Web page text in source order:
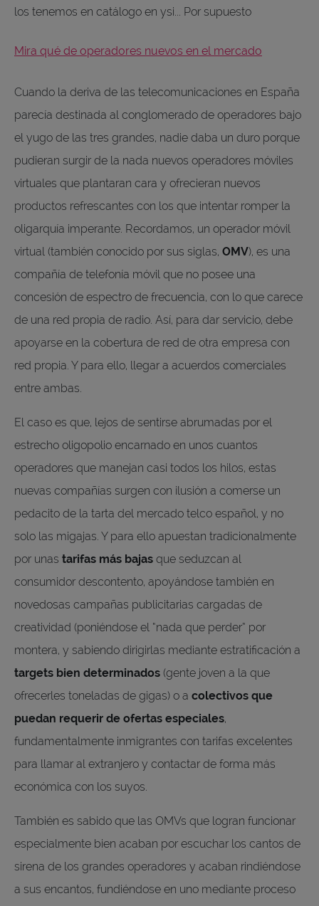
los tenemos en catálogo en ysi... Por supuesto
Mira qué de operadores nuevos en el mercado
Cuando la deriva de las telecomunicaciones en España
parecía destinada al conglomerado de operadores bajo
el yugo de las tres grandes, nadie daba un duro porque
pudieran surgir de la nada nuevos operadores móviles
virtuales que plantaran cara y ofrecieran nuevos
productos refrescantes con los que intentar romper la
oligarquía imperante. Recordamos, un operador móvil
virtual (también conocido por sus siglas, OMV), es una
compañía de telefonía móvil que no posee una
concesión de espectro de frecuencia, con lo que carece
de una red propia de radio. Así, para dar servicio, debe
apoyarse en la cobertura de red de otra empresa con
red propia. Y para ello, llegar a acuerdos comerciales
entre ambas.
El caso es que, lejos de sentirse abrumadas por el
estrecho oligopolio encarnado en unos cuantos
operadores que manejan casi todos los hilos, estas
nuevas compañías surgen con ilusión a comerse un
pedacito de la tarta del mercado telco español, y no
solo las migajas. Y para ello apuestan tradicionalmente
por unas tarifas más bajas que seduzcan al
consumidor descontento, apoyándose también en
novedosas campañas publicitarias cargadas de
creatividad (poniéndose el “nada que perder” por
montera, y sabiendo dirigirlas mediante estratificación a
targets bien determinados (gente joven a la que
ofrecerles toneladas de gigas) o a colectivos que
puedan requerir de ofertas especiales,
fundamentalmente inmigrantes con tarifas excelentes
para llamar al extranjero y contactar de forma más
económica con los suyos.
También es sabido que las OMVs que logran funcionar
especialmente bien acaban por escuchar los cantos de
sirena de los grandes operadores y acaban rindiéndose
a sus encantos, fundiéndose en uno mediante proceso